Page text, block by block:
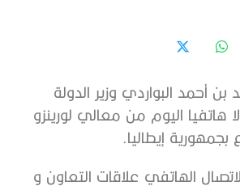
أحمد البواردي وزير الدولة
هاتفيا اليوم من معالي لورينزو
بجمهورية إيطاليا.
الهاتفي علاقات التعاون و